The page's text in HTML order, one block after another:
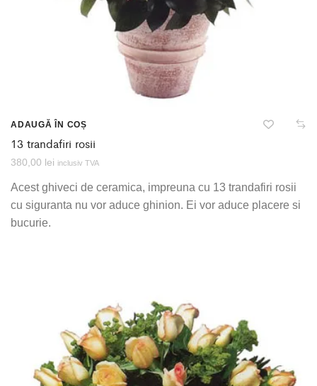
ADAUGĂ ÎN COȘ
13 trandafiri rosii
380,00 lei inclusiv TVA
Acest ghiveci de ceramica, impreuna cu 13 trandafiri rosii
cu siguranta nu vor aduce ghinion. Ei vor aduce placere si
bucurie.